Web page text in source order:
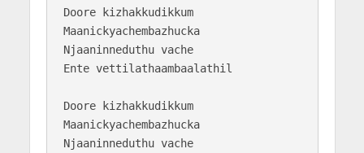
Doore kizhakkudikkum
Maanickyachembazhucka
Njaaninneduthu vache
Ente vettilathaambaalathil
Doore kizhakkudikkum
Maanickyachembazhucka
Njaaninneduthu vache